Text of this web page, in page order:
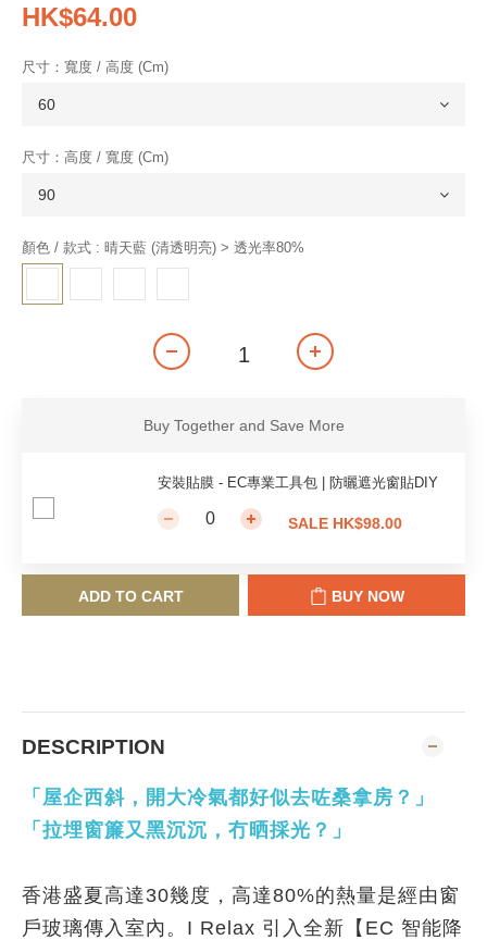
HK$64.00
尺寸：寬度 / 高度 (cm)
尺寸：高度 / 寬度 (cm)
顏色 / 款式 : 晴天藍 (清透明亮) > 透光率80%
Buy Together and Save More
安裝貼膜 - EC專業工具包 | 防曬遮光窗貼DIY
SALE HK$98.00
ADD TO CART BUY NOW
DESCRIPTION
「屋企西斜，開大冷氣都好似去咗桑拿房？」
「拉埋窗簾又黑沉沉，冇晒採光？」
香港盛夏高達30幾度，高達80%的熱量是經由窗
戶玻璃傳入室內。I Relax 引入全新【EC 智能降